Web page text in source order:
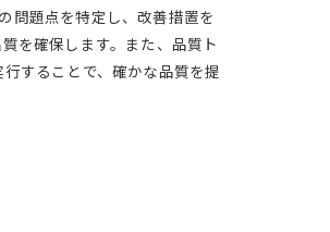
問題点を特定し、改善措置を
を確保します。また、品質ト
することで、確かな品質を提